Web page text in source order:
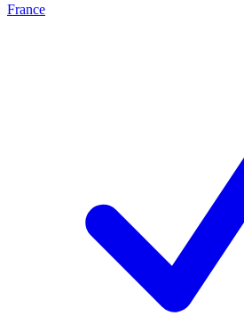
France